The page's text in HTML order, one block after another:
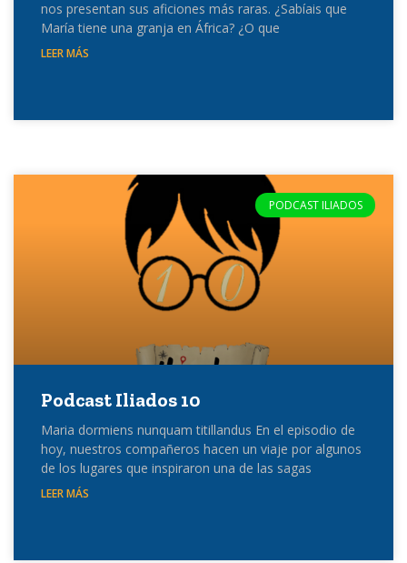
nos presentan sus aficiones más raras. ¿Sabíais que
María tiene una granja en África? ¿O que
LEER MÁS
PODCAST ILIADOS
Podcast Iliados 10
Maria dormiens nunquam titillandus En el episodio de
hoy, nuestros compañeros hacen un viaje por algunos
de los lugares que inspiraron una de las sagas
LEER MÁS